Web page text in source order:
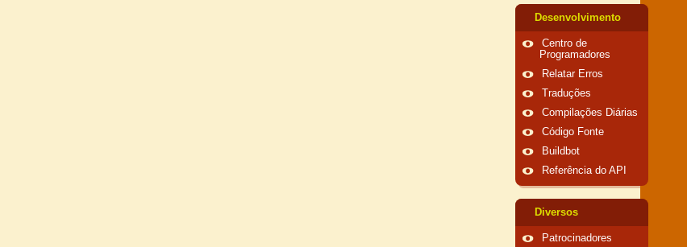
Desenvolvimento
Centro de
Programadores
Relatar Erros
Traduções
Compilações Diárias
Código Fonte
Buildbot
Referência do API
Diversos
Patrocinadores